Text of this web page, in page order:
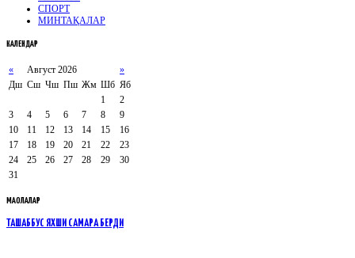
СПОРТ
МИНТАҚАЛАР
КАЛЕНДАР
« Август 2026
»
Дш Сш Чш Пш Жм Шб Яб
1
2
3
4 5 6 7 8
9
10
11 12 13 14 15
16
17
18 19 20 21 22
23
24
25 26 27 28 29
30
31
МАҚОЛАЛАР
ТАШАББУС ЯХШИ САМАРА БЕРДИ